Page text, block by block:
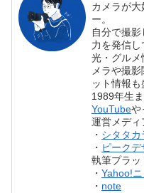
カメラが
ー。
自分で撮
力を発信
光・グルメ
メラや撮
ット情報も
1989年生
YouTubeや
運営メディ
・ シタタカ
・ ピーク
執筆プラッ
・Yahoo!
・ note